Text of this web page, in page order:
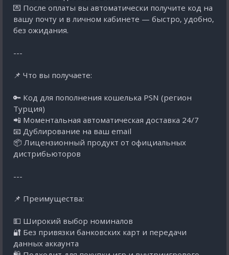
💌 После оплаты вы автоматически получите код на
вашу почту и в личном кабинете — быстро, удобно,
без ожидания.
---
📌 Что вы получаете:
🔑 Код для пополнения кошелька PSN (регион
Турция)
📲 Моментальная автоматическая доставка 24/7
📧 Дублирование на ваш email
📦 Лицензионный продукт от официальных
дистрибьюторов
---
📌 Преимущества:
💵 Широкий выбор номиналов
🔐 Без привязки банковских карт и передачи
данных аккаунта